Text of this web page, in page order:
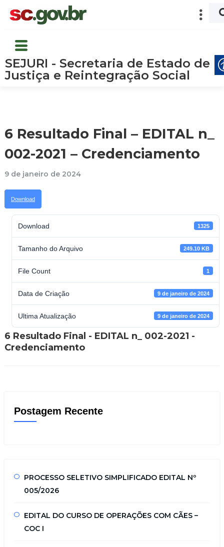
SEJURI - Secretaria de Estado de
Justiça e Reintegração Social
6 Resultado Final – EDITAL n_
002-2021 – Credenciamento
9 de janeiro de 2024
Download
Download 1325
Tamanho do Arquivo 249.10 KB
File Count 1
Data de Criação 9 de janeiro de 2024
Ultima Atualização 9 de janeiro de 2024
6 Resultado Final - EDITAL n_ 002-2021 -
Credenciamento
Postagem Recente
PROCESSO SELETIVO SIMPLIFICADO EDITAL Nº
005/2026
EDITAL DO CURSO DE OPERAÇÕES COM CÃES –
COC I